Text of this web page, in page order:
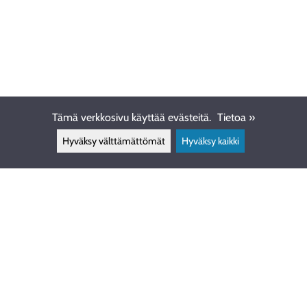
Tämä verkkosivu käyttää evästeitä. Tietoa »
Hyväksy välttämättömät Hyväksy kaikki